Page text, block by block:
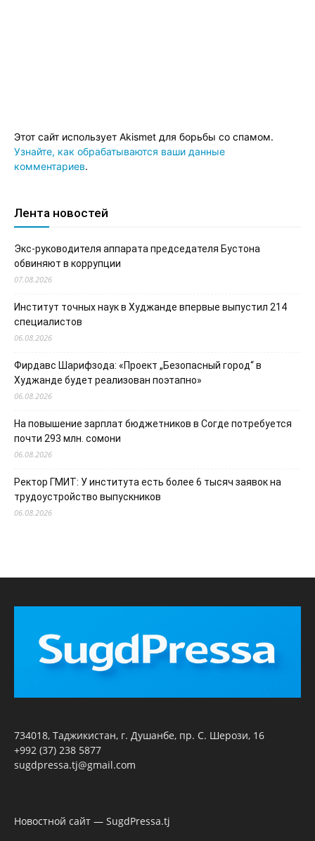
Этот сайт использует Akismet для борьбы со спамом.
Узнайте, как обрабатываются ваши данные
комментариев.
Лента новостей
Экс-руководителя аппарата председателя Бустона
обвиняют в коррупции
07.08.2026
Институт точных наук в Худжанде впервые выпустил 214
специалистов
06.08.2026
Фирдавс Шарифзода: «Проект „Безопасный город“ в
Худжанде будет реализован поэтапно»
06.08.2026
На повышение зарплат бюджетников в Согде потребуется
почти 293 млн. сомони
06.08.2026
Ректор ГМИТ: У института есть более 6 тысяч заявок на
трудоустройство выпускников
06.08.2026
734018, Таджикистан, г. Душанбе, пр. С. Шерози, 16
+992 (37) 238 5877
sugdpressa.tj@gmail.com
Новостной сайт — SugdPressa.tj